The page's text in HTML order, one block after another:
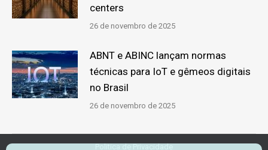
centers
26 de novembro de 2025
ABNT e ABINC lançam normas
técnicas para IoT e gêmeos digitais
no Brasil
26 de novembro de 2025